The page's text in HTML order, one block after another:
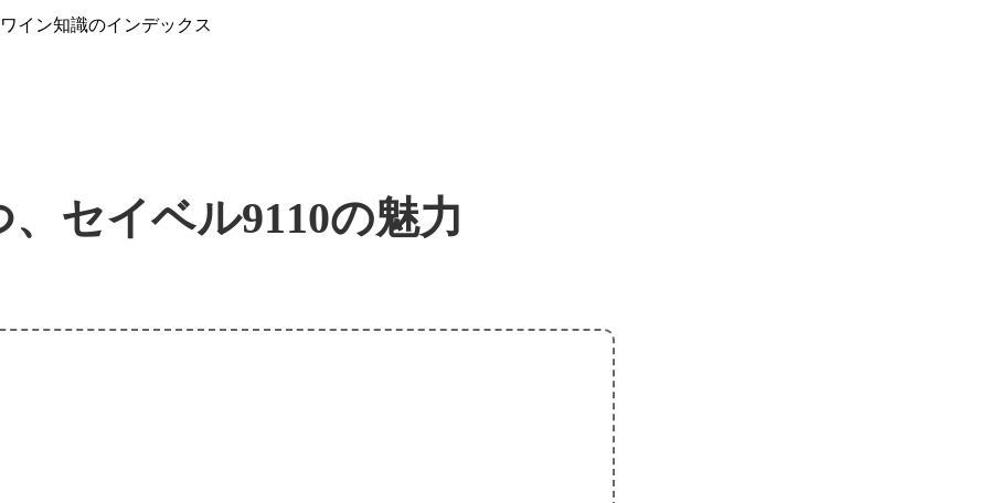
イン知識のインデックス
セイベル9110の魅力